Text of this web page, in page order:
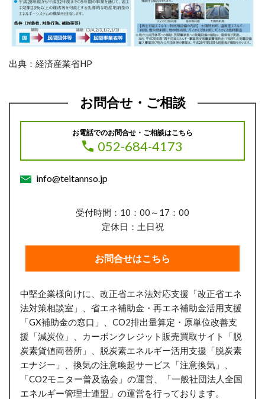
出典：経済産業省HP
お問合せ・ご相談
お電話でのお問合せ・ご相談はこちら
052-684-4173
info@teitannso.jp
受付時間：10：00～17：00
定休日：土日祝
お問合せはこちら
中堅企業様向けに、改正省エネ法対応支援「改正省エネ
法対策相談室」、省エネ補助金・再エネ補助金活用支援
「GX補助金の窓口」、CO2排出量算定・原単位改善支
援「減炭位」、
カーボンクレジット販売買取サイト「脱
炭素貨値両替所」、 脱炭素エネルギー活用支援「脱炭素
エナジー」、換気の注意喚起サービス「注意換気」、
「CO2モニター普及協会」の運営、「一般社団法人全国
エネルギー管理士連盟」の運営を行っております。